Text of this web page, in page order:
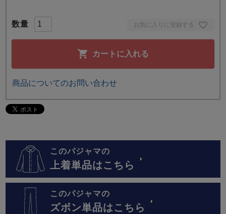
お気に入りに登録する
カートに入れる
商品についてのお問い合わせ
このパジャマの
上着単品はこちら
このパジャマの
ズボン単品はこちら